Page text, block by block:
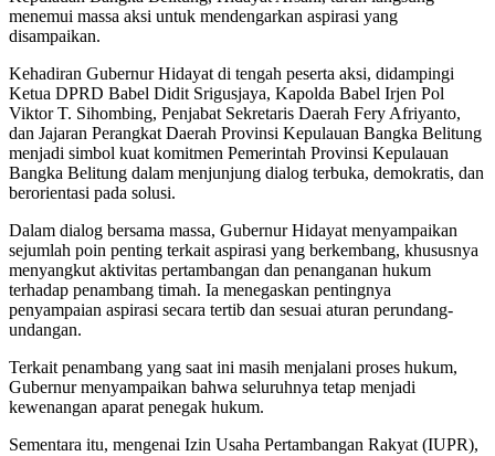
menemui massa aksi untuk mendengarkan aspirasi yang
disampaikan.
Kehadiran Gubernur Hidayat di tengah peserta aksi, didampingi
Ketua DPRD Babel Didit Srigusjaya, Kapolda Babel Irjen Pol
Viktor T. Sihombing, Penjabat Sekretaris Daerah Fery Afriyanto,
dan Jajaran Perangkat Daerah Provinsi Kepulauan Bangka Belitung
menjadi simbol kuat komitmen Pemerintah Provinsi Kepulauan
Bangka Belitung dalam menjunjung dialog terbuka, demokratis, dan
berorientasi pada solusi.
Dalam dialog bersama massa, Gubernur Hidayat menyampaikan
sejumlah poin penting terkait aspirasi yang berkembang, khususnya
menyangkut aktivitas pertambangan dan penanganan hukum
terhadap penambang timah. Ia menegaskan pentingnya
penyampaian aspirasi secara tertib dan sesuai aturan perundang-
undangan.
Terkait penambang yang saat ini masih menjalani proses hukum,
Gubernur menyampaikan bahwa seluruhnya tetap menjadi
kewenangan aparat penegak hukum.
Sementara itu, mengenai Izin Usaha Pertambangan Rakyat (IUPR),